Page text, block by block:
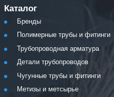
Каталог
Бренды
Полимерные трубы и фитинги
Трубопроводная арматура
Детали трубопроводов
Чугунные трубы и фитинги
Метизы и метсырье